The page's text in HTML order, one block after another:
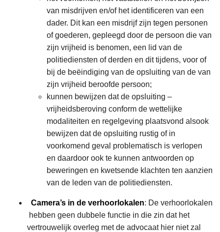
van misdrijven en/of het identificeren van een
dader. Dit kan een misdrijf zijn tegen personen
of goederen, gepleegd door de persoon die van
zijn vrijheid is benomen, een lid van de
politiediensten of derden en dit tijdens, voor of
bij de beëindiging van de opsluiting van de van
zijn vrijheid beroofde persoon;
kunnen bewijzen dat de opsluiting –
vrijheidsberoving conform de wettelijke
modaliteiten en regelgeving plaatsvond alsook
bewijzen dat de opsluiting rustig of in
voorkomend geval problematisch is verlopen
en daardoor ook te kunnen antwoorden op
beweringen en kwetsende klachten ten aanzien
van de leden van de politiediensten.
Camera’s in de verhoorlokalen: De verhoorlokalen
hebben geen dubbele functie in die zin dat het
vertrouwelijk overleg met de advocaat hier niet zal